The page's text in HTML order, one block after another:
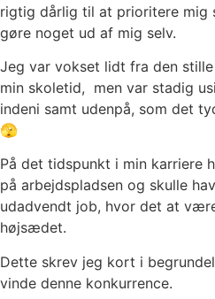
rigtig dårlig til at prioritere mig
gøre noget ud af mig selv.
Jeg var vokset lidt fra den
min skoletid, men var stadig
indeni samt udenpå, som det
🫣
På det tidspunkt i min karriere
på arbejdspladsen og skulle
udadvendt job, hvor det at
højsædet.
Dette skrev jeg kort i
vinde denne konkurrence.